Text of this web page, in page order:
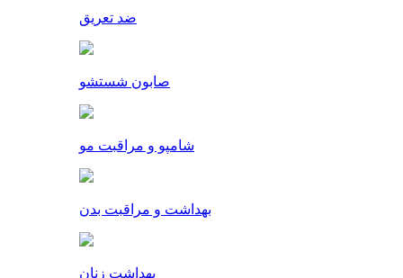
ضد تعریق
صابون شستشو
شامپو و مراقبت مو
بهداشت و مراقبت بدن
بهداشت زنان